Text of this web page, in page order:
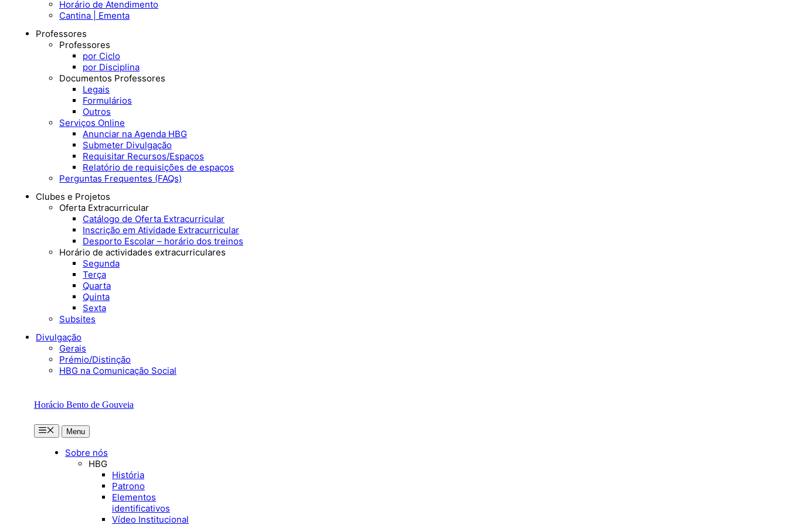
Horário de Atendimento
Cantina | Ementa
Professores
Professores
por Ciclo
por Disciplina
Documentos Professores
Legais
Formulários
Outros
Serviços Online
Anunciar na Agenda HBG
Submeter Divulgação
Requisitar Recursos/Espaços
Relatório de requisições de espaços
Perguntas Frequentes (FAQs)
Clubes e Projetos
Oferta Extracurricular
Catálogo de Oferta Extracurricular
Inscrição em Atividade Extracurricular
Desporto Escolar – horário dos treinos
Horário de actividades extracurriculares
Segunda
Terça
Quarta
Quinta
Sexta
Subsites
Divulgação
Gerais
Prémio/Distinção
HBG na Comunicação Social
Horácio Bento de Gouveia
MenuMenu
Sobre nós
HBG
História
Patrono
Elementos
identificativos
Vídeo Institucional